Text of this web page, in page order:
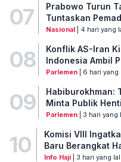
07
Prabowo Turun
Tuntaskan
Nasional| 4 hari yang
08
Konflik AS-Iran
Indonesia Ambil
Parlemen| 6 hari yang
09
Habiburokhman:
Minta Publik
Parlemen| 3 hari yang
10
Komisi VIII
Baru Berangkat
Info Haji| 3 hari yang